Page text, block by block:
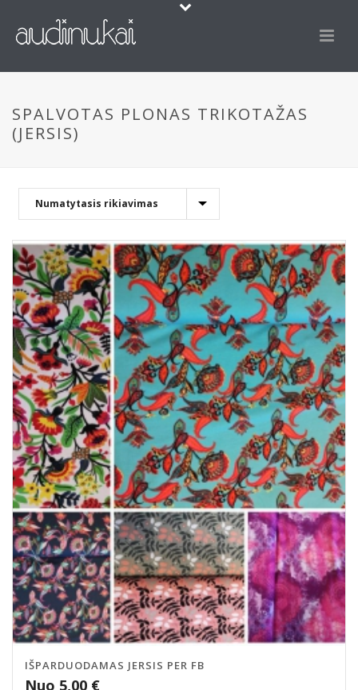
SPALVOTAS PLONAS TRIKOTAŽAS
(JERSIS)
IŠPARDUODAMAS JERSIS PER FB
Nuo 5,00 €